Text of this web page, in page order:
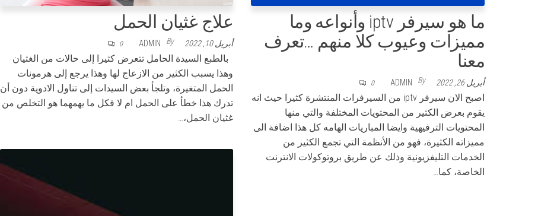
ما هو سيرفر iptv وأنواعه وما
مميزات وعيوب كلا منهم …تعرف
معنا
أبريل 26, 2022 By
ADMIN
0
اصبح الان سيرفر iptv من السيرفرات المنتشرة كثيرا حيث انه
يقوم بعرض الكثير من المحتويات المختلفة والتي منها
المحتويات الترفيهية وايضا المباريات الهامه كل هذا اضافة الى
مميزاته الكثيرة، فهو من الأنظمة التي تجمع الكثير من
الخدمات التليفزيونية وذلك عن طريق بروتوكولات الانترنت
الخاصة، كما…
علاج غثيان الحمل
أبريل 10, 2022 By
ADMIN
0
بالطبع السيدة الحامل تتعرض كثيرا إلى حالات من الغثيان
وهذا يسبب الكثير من الازعاج لها وهذا يرجع إلى هرمونات
الحمل المتغيرة، وتلجأ بعض السيدات إلى تناول الادوية دون أن
تدرك هذا خطأ على الحمل ام لا فكل ما يهمهما هو التخلص من
غثيان الحمل،…